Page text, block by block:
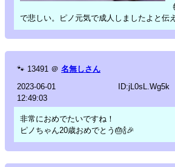
で悲しい。ピノ元気で成人しましたよと伝
🐾 13491 ＠ 名無しさん
2023-06-01
12:49:03
ID:jL0sL.Wg5k
非常におめでたいですね！
ピノちゃん20歳おめでとう🎂🍾🎉